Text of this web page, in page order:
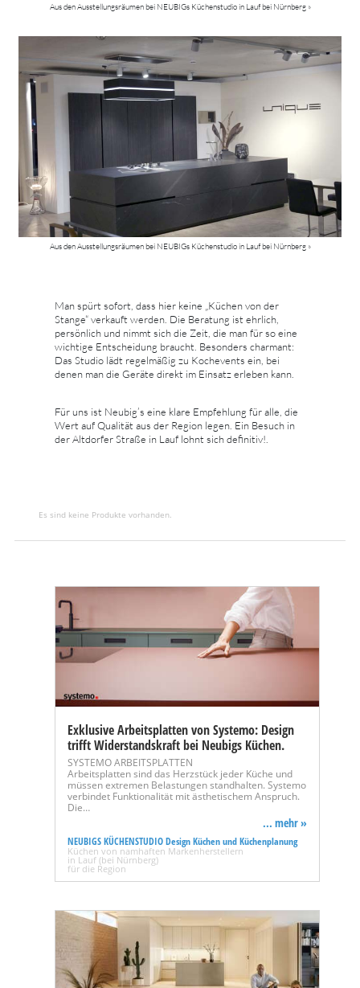
Aus den Ausstellungsräumen bei NEUBIGs Küchenstudio in Lauf bei Nürnberg »
Aus den Ausstellungsräumen bei NEUBIGs Küchenstudio in Lauf bei Nürnberg »
Man spürt sofort, dass hier keine „Küchen von der
Stange“ verkauft werden. Die Beratung ist ehrlich,
persönlich und nimmt sich die Zeit, die man für so eine
wichtige Entscheidung braucht. Besonders charmant:
Das Studio lädt regelmäßig zu Kochevents ein, bei
denen man die Geräte direkt im Einsatz erleben kann.
Für uns ist Neubig’s eine klare Empfehlung für alle, die
Wert auf Qualität aus der Region legen. Ein Besuch in
der Altdorfer Straße in Lauf lohnt sich definitiv!.
Es sind keine Produkte vorhanden.
Exklusive Arbeitsplatten von Systemo: Design
trifft Widerstandskraft bei Neubigs Küchen.
SYSTEMO ARBEITSPLATTEN
Arbeitsplatten sind das Herzstück jeder Küche und
müssen extremen Belastungen standhalten. Systemo
verbindet Funktionalität mit ästhetischem Anspruch.
Die…
... mehr »
NEUBIGS KÜCHENSTUDIO Design Küchen und Küchenplanung
Küchen von namhaften Markenherstellern
in Lauf (bei Nürnberg)
für die Region